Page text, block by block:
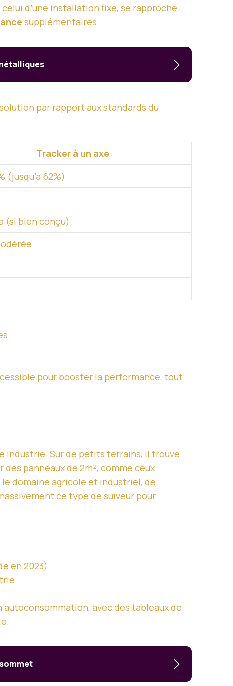
d’une installation fixe, se rapproche
supplémentaires.
par rapport aux standards du
Tracker à un axe
(jusqu’à 62%)
(si bien conçu)
pour booster la performance, tout
industrie. Sur de petits terrains, il trouve
panneaux de 2m², comme ceux
domaine agricole et industriel, de
ce type de suiveur pour
en 2023).
avec des tableaux de